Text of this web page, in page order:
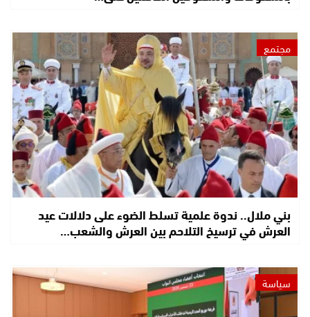
مجتمع
بني ملال.. ندوة علمية تسلط الضوء على دلالات عيد
العرش في ترسيخ التلاحم بين العرش والشعب…
سياسة